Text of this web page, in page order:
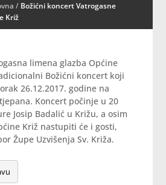
/ Božićni koncert Vatrogasne
Križ
limena glazba Općine
Božićni koncert koji
26.12.2017. godine na
Koncert počinje u 20
Josip Badalić u Križu, a osim
Križ nastupiti će i gosti,
Župe Uzvišenja Sv. Križa.